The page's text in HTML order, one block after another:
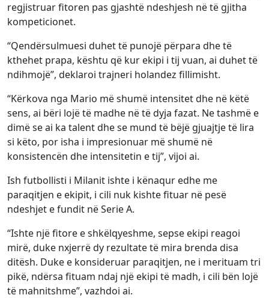
regjistruar fitoren pas gjashtë ndeshjesh në të gjitha
kompeticionet.
“Qendërsulmuesi duhet të punojë përpara dhe të
kthehet prapa, kështu që kur ekipi i tij vuan, ai duhet të
ndihmojë”, deklaroi trajneri holandez fillimisht.
“Kërkova nga Mario më shumë intensitet dhe në këtë
sens, ai bëri lojë të madhe në të dyja fazat. Ne tashmë e
dimë se ai ka talent dhe se mund të bëjë gjuajtje të lira
si këto, por isha i impresionuar më shumë në
konsistencën dhe intensitetin e tij”, vijoi ai.
Ish futbollisti i Milanit ishte i kënaqur edhe me
paraqitjen e ekipit, i cili nuk kishte fituar në pesë
ndeshjet e fundit në Serie A.
“Ishte një fitore e shkëlqyeshme, sepse ekipi reagoi
mirë, duke nxjerrë dy rezultate të mira brenda disa
ditësh. Duke e konsideruar paraqitjen, ne i merituam tri
pikë, ndërsa fituam ndaj një ekipi të madh, i cili bën lojë
të mahnitshme”, vazhdoi ai.